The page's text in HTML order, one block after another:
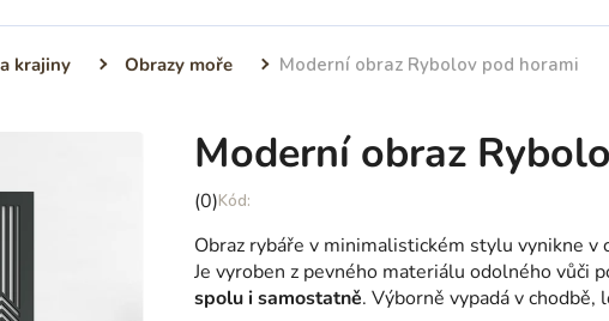
krajiny Obrazy moře Moderní obraz Rybolov pod horami
Moderní obraz
Průměrné
produktu
je
0,0
(0)
Obraz rybáře v minimalistickém stylu vynikne v
Je vyroben z pevného materiálu odolného vůči
spolu i samostatně. Výborně vypadá v chodbě,